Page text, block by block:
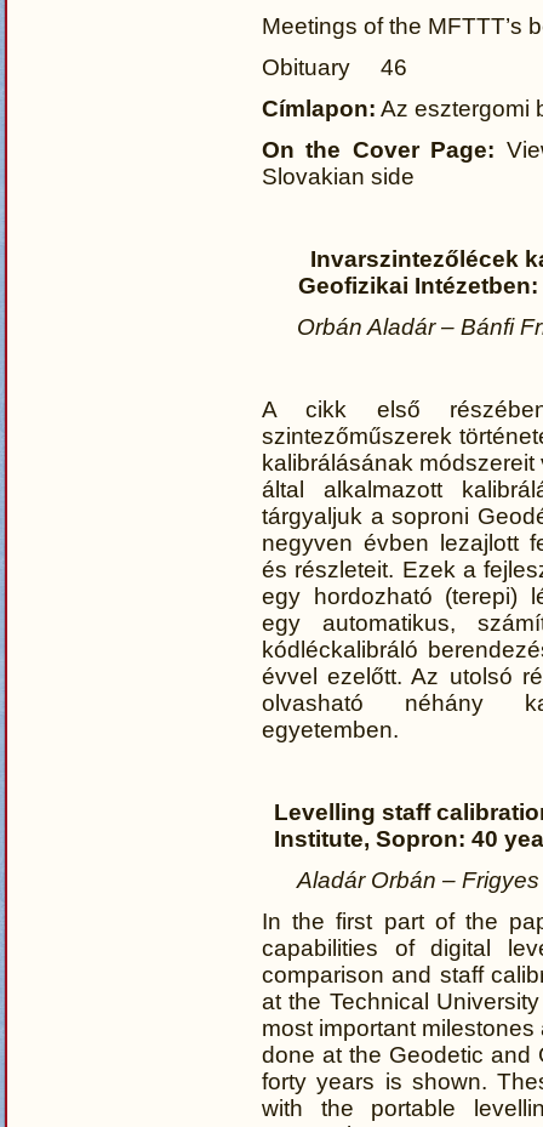
Meetings of the
Obituary 46
Címlapon: Az esztergomi
On the Cover Page:
Slovakian side
Invarszintezőlécek
Geofizikai
Orbán Aladár – Bánfi
A cikk első
szintezőműszerek
kalibrálásának
által alkalmazott
tárgyaljuk a soproni
negyven évben lezajlott
és részleteit. Ezek a
egy hordozható (terepi)
egy automatikus,
kódléckalibráló
évvel ezelőtt. Az utolsó
olvasható néhány
egyetemben.
Levelling staff
Institute, Sopron: 40
Aladár Orbán –
In the first part of the
capabilities of digital
comparison and staff
at the Technical
most important
done at the Geodetic and
forty years is shown.
with the portable